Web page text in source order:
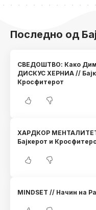
Последно од
СВЕДОШТВО: Како
ДИСКУС ХЕРНИА //
Кросфитерот
ХАРДКОР
Бајкерот и
MINDSET // Начин на